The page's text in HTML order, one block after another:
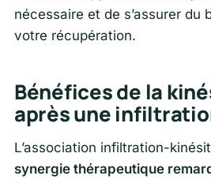
nécessaire et de s’assurer du
votre récupération.
Bénéfices de la
après une
L’association infiltration-
synergie thérapeutique